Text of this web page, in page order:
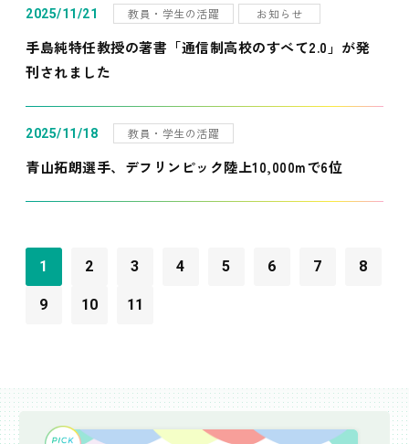
2025/11/21 教員・学生の活躍 お知らせ
手島純特任教授の著書「通信制高校のすべて2.0」が発
刊されました
2025/11/18 教員・学生の活躍
青山拓朗選手、デフリンピック陸上10,000mで6位
1 2 3 4 5 6 7 8
9 10 11